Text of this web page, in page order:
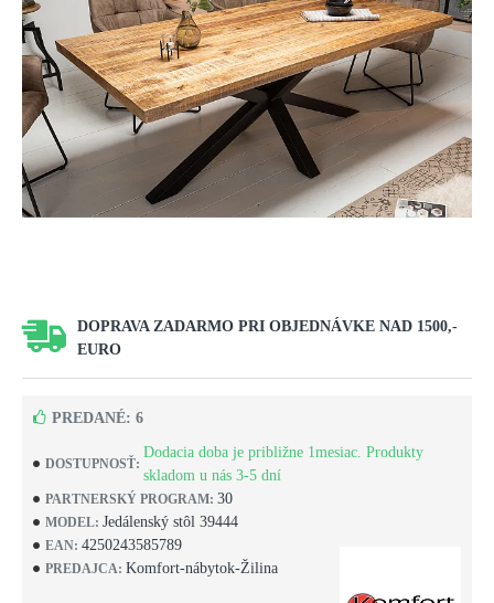
DOPRAVA ZADARMO PRI OBJEDNÁVKE NAD 1500,-
EURO
DOSTUPNOSŤ:
Dodacia doba je približne 1mesiac. Produkty
skladom u nás 3-5 dní
PARTNERSKÝ PROGRAM: 30
MODEL: Jedálenský stôl 39444
EAN: 4250243585789
PREDAJCA: Komfort-nábytok-Žilina
PREDANÉ: 6